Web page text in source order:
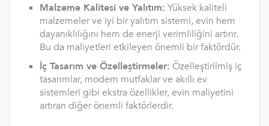
Malzeme Kalitesi ve Yalıtım: Yüksek kaliteli
malzemeler ve iyi bir yalıtım sistemi, evin hem
dayanıklılığını hem de enerji verimliliğini artırır.
Bu da maliyetleri etkileyen önemli bir faktördür.
İç Tasarım ve Özelleştirmeler: Özelleştirilmiş iç
tasarımlar, modern mutfaklar ve akıllı ev
sistemleri gibi ekstra özellikler, evin maliyetini
artıran diğer önemli faktörlerdir.